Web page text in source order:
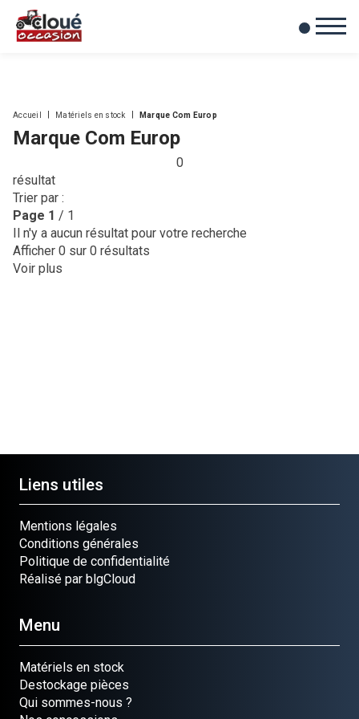
Mes favoris
0
Accueil Matériels en stock Marque Com Europ
Marque Com Europ
0
résultat
Trier par :
Page 1 / 1
Il n'y a aucun résultat pour votre recherche
Afficher 0 sur 0 résultats
Voir plus
Liens utiles
Mentions légales
Conditions générales
Politique de confidentialité
Réalisé par blgCloud
Menu
Matériels en stock
Destockage pièces
Qui sommes-nous ?